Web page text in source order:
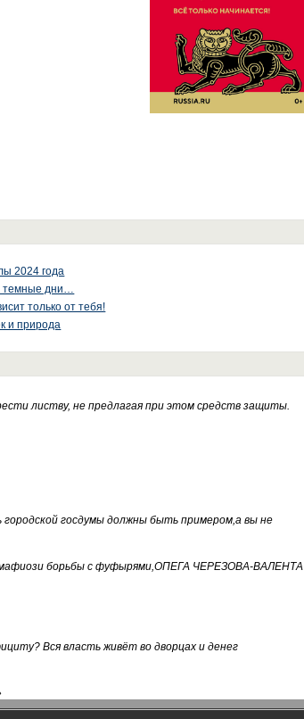
2024 года
дни…
только от тебя!
и природа
листву, не предлагая при этом средств защиты.
госдумы должны быть примером,а вы не
мафиози борьбы с фуфырями,ОПЕГА ЧЕРЕЗОВА-ВАЛЕНТА
Вся власть живёт во дворцах и денег